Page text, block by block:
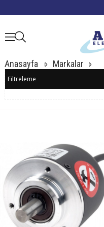
Anasayfa Markalar
Filtreleme